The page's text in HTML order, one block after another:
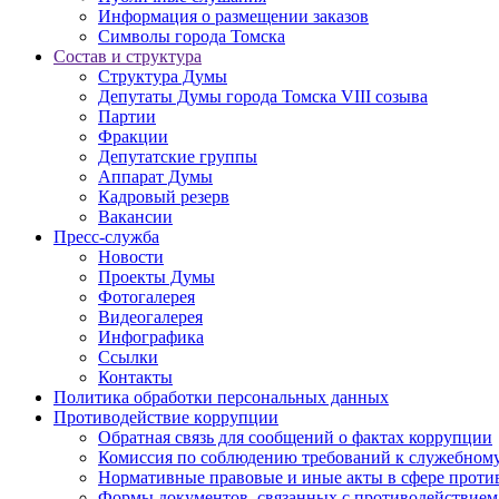
Информация о размещении заказов
Символы города Томска
Состав и структура
Структура Думы
Депутаты Думы города Томска VIII созыва
Партии
Фракции
Депутатские группы
Аппарат Думы
Кадровый резерв
Вакансии
Пресс-служба
Новости
Проекты Думы
Фотогалерея
Видеогалерея
Инфографика
Ссылки
Контакты
Политика обработки персональных данных
Прoтивoдeйствие кoрpупции
Обратная связь для сообщений о фактах коррупции
Комиссия по соблюдению требований к
Нормативные правовые и иные акты в сфере